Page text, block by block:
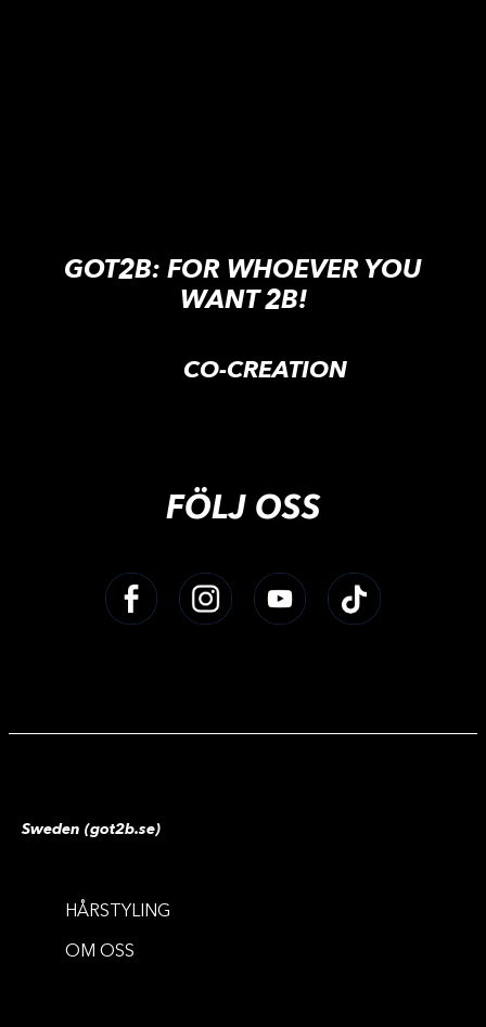
GOT2B: FOR WHOEVER YOU
WANT 2B!
CO-CREATION
FÖLJ OSS
HÅRSTYLING
OM OSS
Sweden (got2b.se)